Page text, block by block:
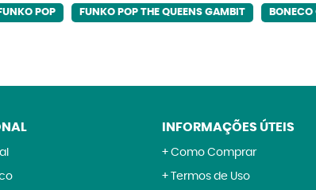
FUNKO POP FUNKO POP THE QUEENS GAMBIT
INFORMAÇÕES ÚTEIS
Como Comprar
Termos de Uso